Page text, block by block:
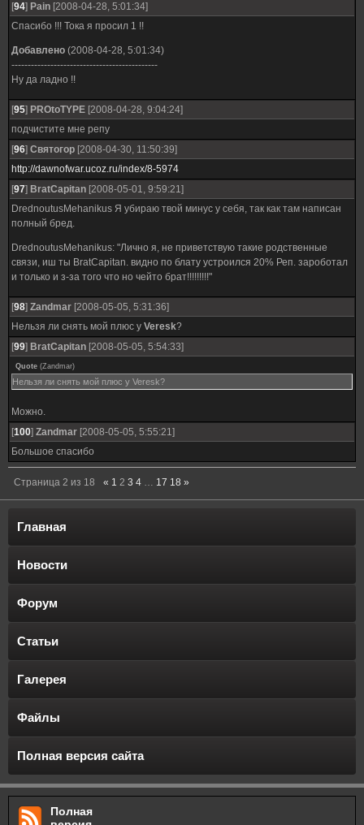
[94] Pain [2008-04-28, 5:01:34]
Спасибо !!! Тока я просил 1 !!
Добавлено (2008-04-28, 5:01:34)
---------------------------------------------
Ну да ладно !!
[95] PROtoTYPE [2008-04-28, 9:04:24]
подчистите мне репу
[96] Святогор [2008-04-30, 11:50:39]
http://dawnofwar.ucoz.ru/index/8-5974
[97] BratCapitan [2008-05-01, 9:59:21]
DrednoutusMehanikus Я убираю твой минус у себя, так как там написан
полный бред.
DrednoutusMehanikus: "Лично я, не приветствую такие родственные
связи, иш ты BratCapitan. видно по блату устроился 20% Реп. зароботал
и только и з-за того что но чейто брат!!!!!!!!!"
[98] Zandmar [2008-05-05, 5:31:36]
Нельзя ли снять мой плюс у Veresk?
[99] BratCapitan [2008-05-05, 5:54:33]
Quote (Zandmar)
Нельзя ли снять мой плюс у Veresk?
Можно.
[100] Zandmar [2008-05-05, 5:55:21]
Большое спасибо
Страница 2 из 18 « 1 2 3 4 … 17 18 »
Главная
Новости
Форум
Статьи
Галерея
Файлы
Полная версия сайта
Полная